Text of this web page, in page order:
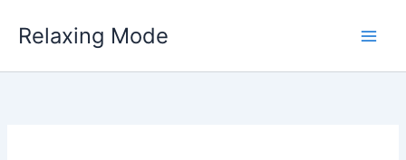
Relaxing Mode